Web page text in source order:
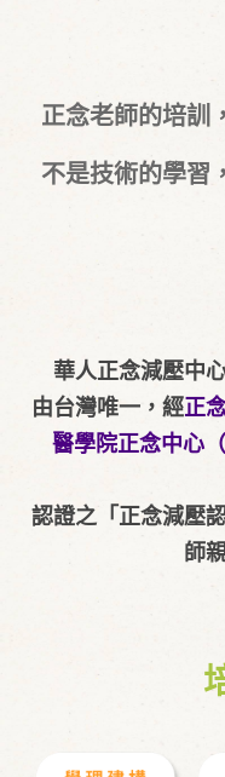
正念老師的培訓
不是技術的學習
華人正念減壓中
由台灣唯一，經正
醫學院正念中心
認證之「正念減壓
師